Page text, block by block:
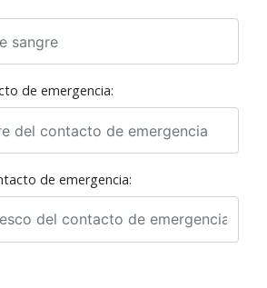
de emergencia:
de emergencia: